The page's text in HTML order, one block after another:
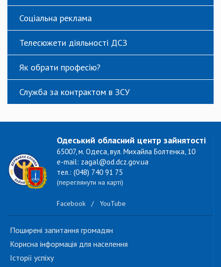
Соціальна реклама
Телесюжети діяльності ДСЗ
Як обрати професію?
Служба за контрактом в ЗСУ
Одеський обласний центр зайнятості
65007, м. Одеса, вул. Михайла Болтенка, 10
e-mail: zagal@od.dcz.gov.ua
тел.: (048) 740 91 75
(переглянути на карті)
Facebook / YouTube
Поширені запитання громадян
Корисна інформація для населення
Історії успіху